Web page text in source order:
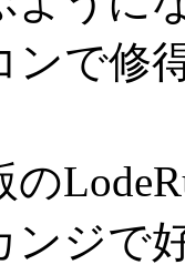
ンで修
ンジで